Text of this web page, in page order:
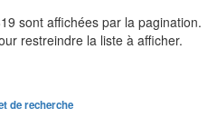
sont affichées par la pagination.
restreindre la liste à afficher.
de recherche